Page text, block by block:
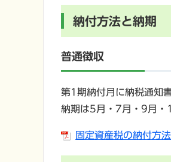
納付方法と納期
普通徴収
第1期納付月に納税通知
納期は5月・7月・9月・
固定資産税の納付方法